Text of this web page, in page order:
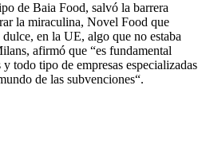
de Baia Food, salvó la barrera
la miraculina, Novel Food que
en la UE, algo que no estaba
afirmó que “es fundamental
todo tipo de empresas especializadas
de las subvenciones“.